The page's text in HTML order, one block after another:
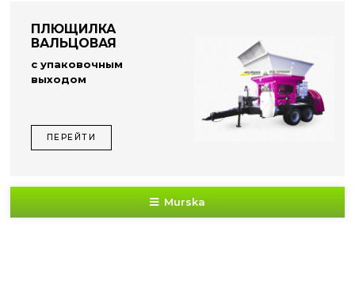
ПЛЮЩИЛКА
ВАЛЬЦОВАЯ
с упаковочным
выходом
ПЕРЕЙТИ
Murska